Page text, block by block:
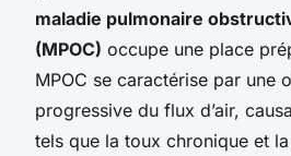
maladie pulmonaire
(MPOC) occupe une place
MPOC se caractérise par une
progressive du flux d’air,
tels que la toux chronique et